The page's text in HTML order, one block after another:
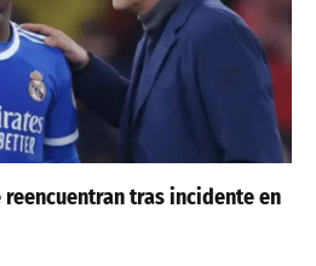
tras incidente en